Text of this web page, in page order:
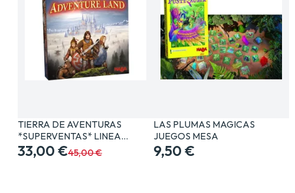
TIERRA DE AVENTURAS
*SUPERVENTAS* LINEA…
33,00 €45,00 €
LAS PLUMAS MAGICAS
JUEGOS MESA
9,50 €